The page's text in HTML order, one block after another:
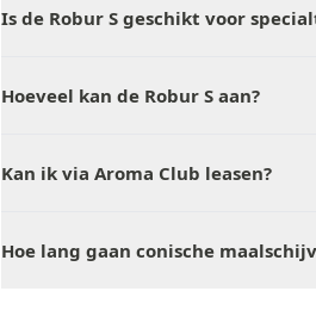
Is de Robur S geschikt voor
Hoeveel kan de Robur S aan?
Kan ik via Aroma Club leasen?
Hoe lang gaan conische